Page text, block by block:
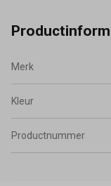
Merk
Kleur
Productnummer